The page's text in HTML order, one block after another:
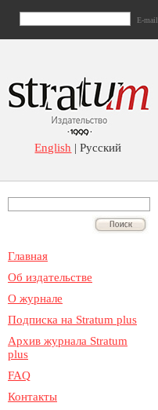
E-mail
English | Русский
Главная
Об издательстве
О журнале
Подписка на Stratum plus
Архив журнала Stratum
plus
FAQ
Контакты